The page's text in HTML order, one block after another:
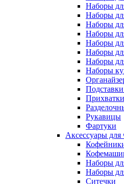
Наборы
Наборы
Наборы
Наборы
Наборы
Наборы
Наборы
Наборы
Рукавицы
Фартуки
Аксессуары для
Наборы
Наборы
Ситечки